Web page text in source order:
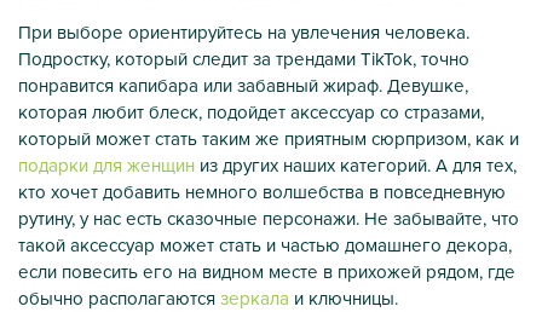
При выборе ориентируйтесь на увлечения человека.
Подростку, который следит за трендами TikTok, точно
понравится капибара или забавный жираф. Девушке,
которая любит блеск, подойдет аксессуар со стразами,
который может стать таким же приятным сюрпризом, как и
подарки для женщин из других наших категорий. А для тех,
кто хочет добавить немного волшебства в повседневную
рутину, у нас есть сказочные персонажи. Не забывайте, что
такой аксессуар может стать и частью домашнего декора,
если повесить его на видном месте в прихожей рядом, где
обычно располагаютсязеркала и ключницы.